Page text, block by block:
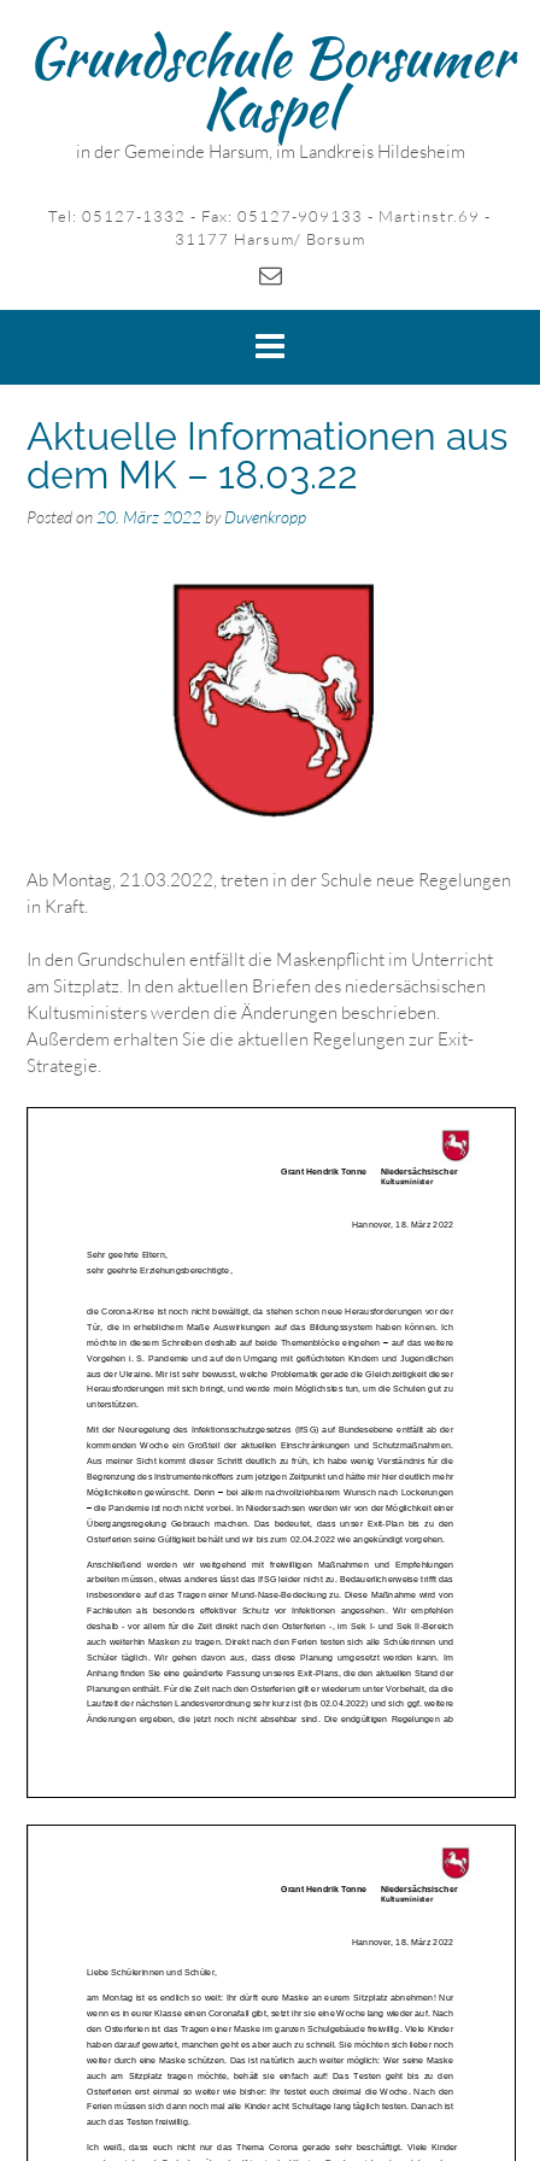
contentGrundschule Borsumer
Kaspel
in der Gemeinde Harsum, im Landkreis Hildesheim
Tel: 05127-1332 - Fax: 05127-909133 - Martinstr.69 -
31177 Harsum/ Borsum
Aktuelle Informationen aus
dem MK – 18.03.22
Posted on 20. März 2022 byDuvenkropp
Ab Montag, 21.03.2022, treten in der Schule neue Regelungen
in Kraft.
In den Grundschulen entfällt die Maskenpflicht im Unterricht
am Sitzplatz. In den aktuellen Briefen des niedersächsischen
Kultusministers werden die Änderungen beschrieben.
Außerdem erhalten Sie die aktuellen Regelungen zur Exit-
Strategie.